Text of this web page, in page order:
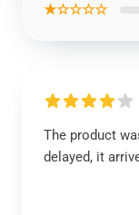
★☆☆☆☆
The product
delayed, it